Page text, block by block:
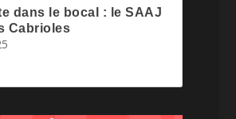
dans le bocal : le SAAJ
Cabrioles